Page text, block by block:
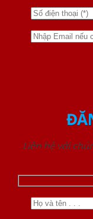
Liên hệ với